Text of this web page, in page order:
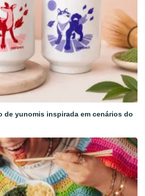
de yunomis inspirada em cenários do